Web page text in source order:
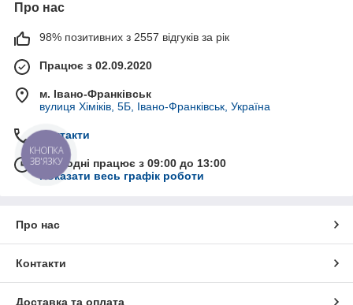
Про нас
98% позитивних з 2557 відгуків за рік
Працює з 02.09.2020
м. Івано-Франківськ
вулиця Хіміків, 5Б, Івано-Франківськ, Україна
Контакти
Сьогодні працює з 09:00 до 13:00
Показати весь графік роботи
Про нас
Контакти
Доставка та оплата
КНОПКА
ЗВ'ЯЗКУ